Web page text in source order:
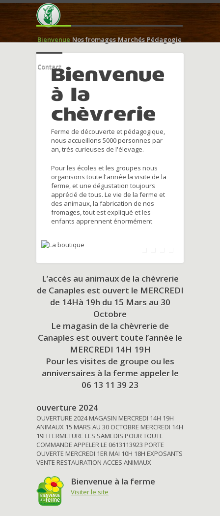
Bienvenue Nos fromages Marchés Pédagogie
ContactBienvenue
à la
chèvrerie
Ferme de découverte et pédagogique,
nous accueillons 5000 personnes par
an, trés curieuses de l'élevage.
Pour les écoles et les groupes nous
organisons toute l'année la visite de la
ferme, et une dégustation toujours
apprécié de tous. Le vie de la ferme et
des animaux, la fabrication de nos
fromages, tout est expliqué et les
enfants apprennent énormément
L’accès au animaux de la chèvrerie
de Canaples est ouvert le MERCREDI
de 14Hà 19h du 15 Mars au 30
Octobre
Le magasin de la chèvrerie de
Canaples est ouvert toute l’année le
MERCREDI 14H 19H
Pour les visites de groupe ou les
anniversaires à la ferme appeler le
06 13 11 39 23
ouverture 2024
OUVERTURE 2024 MAGASIN MERCREDI 14H 19H
ANIMAUX 15 MARS AU 30 OCTOBRE MERCREDI 14H
19H FERMETURE LES SAMEDIS POUR TOUTE
COMMANDE APPELER LE 0613113923 PORTE
OUVERTE MERCREDI 1ER MAI 10H 18H EXPOSANTS
VENTE RESTAURATION ACCES ANIMAUX
Bienvenue à la ferme
Visiter le site